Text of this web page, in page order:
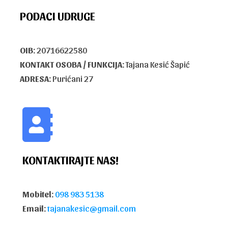
PODACI UDRUGE
OIB:20716622580
KONTAKT OSOBA / FUNKCIJA:Tajana Kesić Šapić
ADRESA: Purićani 27
KONTAKTIRAJTE NAS!
Mobitel: 098 983 5138
Email:tajanakesic@gmail.com